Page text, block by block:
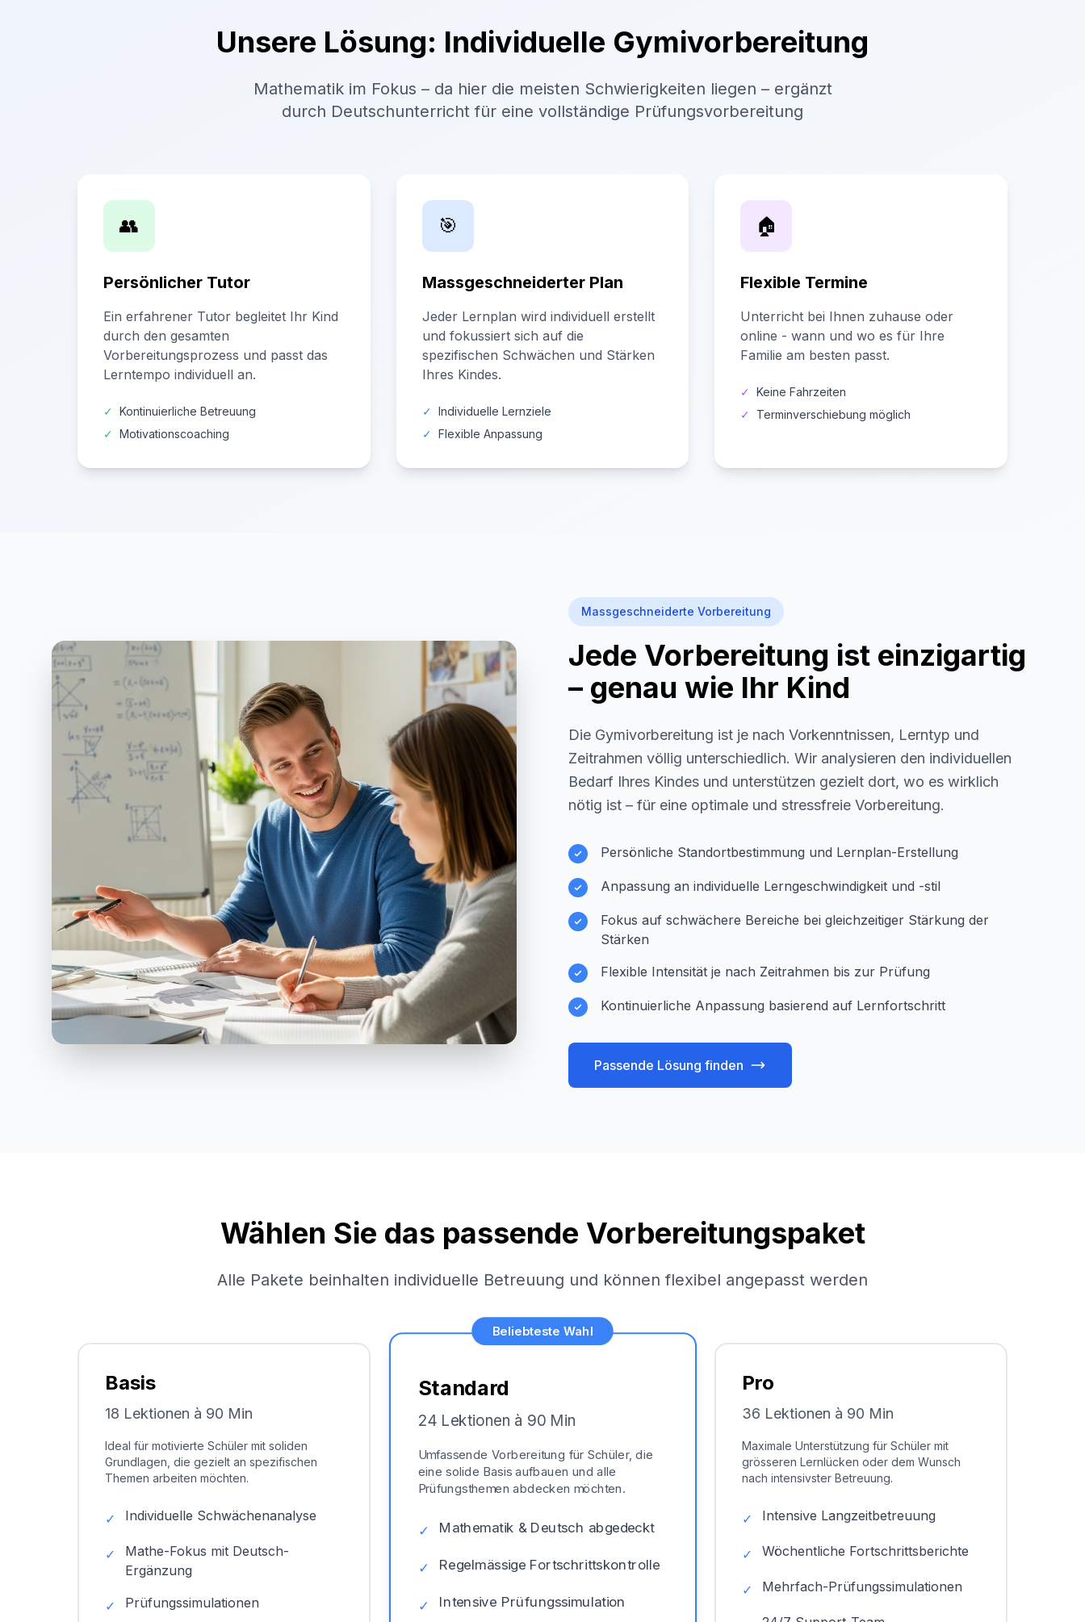
Unsere Lösung: Individuelle Gymivorbereitung
Mathematik im Fokus – da hier die meisten Schwierigkeiten liegen – ergänzt
durch Deutschunterricht für eine vollständige Prüfungsvorbereitung
👥
Persönlicher Tutor
Ein erfahrener Tutor begleitet Ihr Kind
durch den gesamten
Vorbereitungsprozess und passt das
Lerntempo individuell an.
✓ Kontinuierliche Betreuung
✓ Motivationscoaching
🎯
Massgeschneiderter Plan
Jeder Lernplan wird individuell erstellt
und fokussiert sich auf die
spezifischen Schwächen und Stärken
Ihres Kindes.
✓ Individuelle Lernziele
✓ Flexible Anpassung
🏠
Flexible Termine
Unterricht bei Ihnen zuhause oder
online - wann und wo es für Ihre
Familie am besten passt.
✓
Keine Fahrzeiten
✓
Terminverschiebung möglich
Massgeschneiderte Vorbereitung
Jede Vorbereitung ist einzigartig
– genau wie Ihr Kind
Die Gymivorbereitung ist je nach Vorkenntnissen, Lerntyp und
Zeitrahmen völlig unterschiedlich. Wir analysieren den individuellen
Bedarf Ihres Kindes und unterstützen gezielt dort, wo es wirklich
nötig ist – für eine optimale und stressfreie Vorbereitung.
Persönliche Standortbestimmung und Lernplan-Erstellung
Anpassung an individuelle Lerngeschwindigkeit und -stil
Fokus auf schwächere Bereiche bei gleichzeitiger Stärkung der
Stärken
Flexible Intensität je nach Zeitrahmen bis zur Prüfung
Kontinuierliche Anpassung basierend auf Lernfortschritt
Passende Lösung finden
Wählen Sie das passende Vorbereitungspaket
Alle Pakete beinhalten individuelle Betreuung und können flexibel angepasst werden
Basis
18 Lektionen à 90 Min
Ideal für motivierte Schüler mit soliden
Grundlagen, die gezielt an spezifischen
Themen arbeiten möchten.
✓ Individuelle Schwächenanalyse
✓
Mathe-Fokus mit Deutsch-
Ergänzung
✓ Prüfungssimulationen
Beliebteste Wahl
Standard
24 Lektionen à 90 Min
Umfassende Vorbereitung für Schüler, die
eine solide Basis aufbauen und alle
Prüfungsthemen abdecken möchten.
✓ Mathematik & Deutsch abgedeckt
✓ Regelmässige Fortschrittskontrolle
✓ Intensive Prüfungssimulation
Pro
36 Lektionen à 90 Min
Maximale Unterstützung für Schüler mit
grösseren Lernlücken oder dem Wunsch
nach intensivster Betreuung.
✓ Intensive Langzeitbetreuung
✓ Wöchentliche Fortschrittsberichte
✓ Mehrfach-Prüfungssimulationen